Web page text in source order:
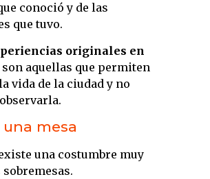
conoció y de las
que tuvo.
originales en
son aquellas que permiten
vida de la ciudad y no
mesa
una costumbre muy